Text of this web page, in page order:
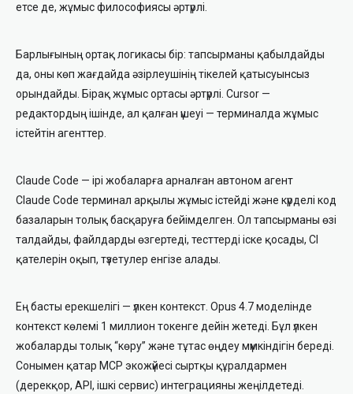
етсе де, жұмыс философиясы әртүрлі.
Барлығының ортақ логикасы бір: тапсырманы қабылдайды
да, оны көп жағдайда әзірлеушінің тікелей қатысуынсыз
орындайды. Бірақ жұмыс ортасы әртүрлі. Cursor —
редактордың ішінде, ал қалған үшеуі — терминалда жұмыс
істейтін агенттер.
Claude Code — ірі жобаларға арналған автоном агент
Claude Code терминал арқылы жұмыс істейді және күрделі код
базаларын толық басқаруға бейімделген. Ол тапсырманы өзі
талдайды, файлдарды өзгертеді, тесттерді іске қосады, CI
қателерін оқып, түзетулер енгізе алады.
Ең басты ерекшелігі — үлкен контекст. Opus 4.7 моделінде
контекст көлемі 1 миллион токенге дейін жетеді. Бұл үлкен
жобаларды толық “көру” және тұтас өңдеу мүмкіндігін береді.
Сонымен қатар MCP экожүйесі сыртқы құралдармен
(дерекқор, API, ішкі сервис) интеграцияны жеңілдетеді.